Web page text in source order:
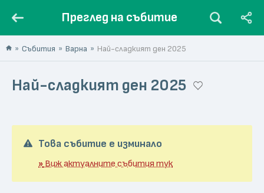
Преглед на събитие
Събития Варна Най-сладкият ден 2025
Най-сладкият ден 2025
Това събитие е изминало
»Виж актуалните събития тук